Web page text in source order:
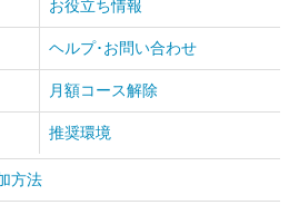
お役立ち情報
ヘルプ･お問い合わせ
月額コース解除
推奨環境
方法